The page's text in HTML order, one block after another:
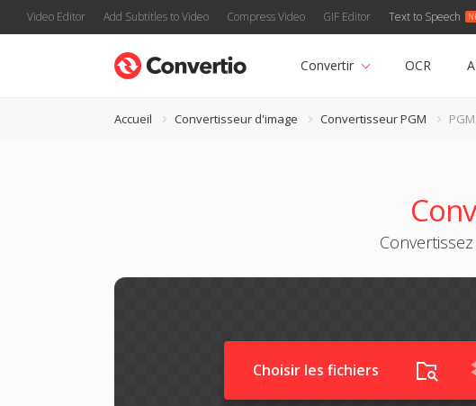
Video Editor Add Subtitles to Video Compress Video GIF Editor Text to Speech
Convertir OCR
Accueil Convertisseur d'image Convertisseur PGM
Choisir les fichiers